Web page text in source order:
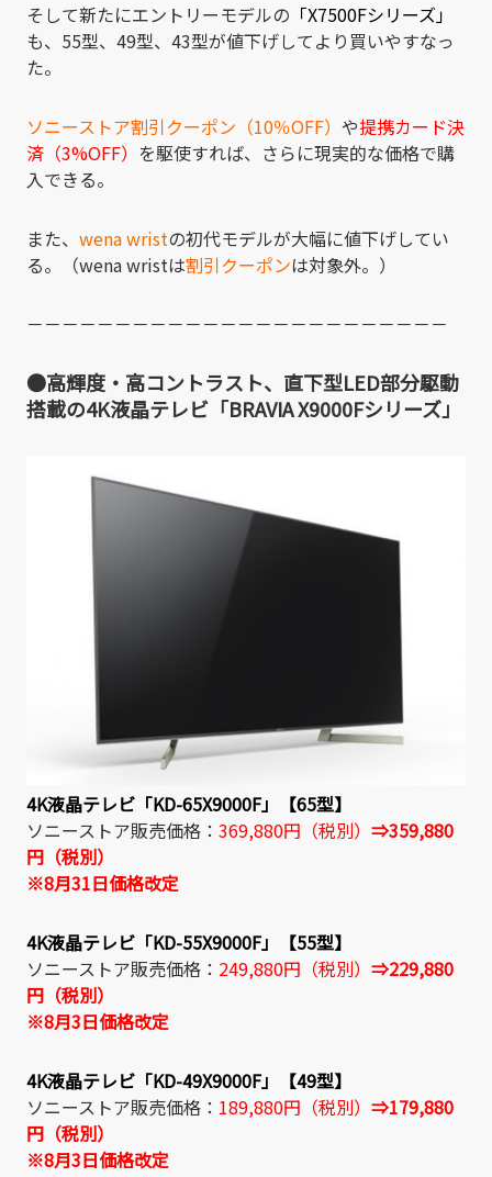
そして新たにエントリーモデルの 「X7500Fシリーズ」
も、55型、49型、43型が値下げしてより買いやすなっ
た。
ソニーストア割引クーポン（10％OFF） や提携カード決
済（3%OFF） を駆使すれば、さらに現実的な価格で購
入できる。
また、 wena wristの初代モデルが大幅に値下げしてい
る。（wena wristは割引クーポンは対象外。）
－－－－－－－－－－－－－－－－－－－－－－－－
●高輝度・高コントラスト、直下型LED部分駆動
搭載の4K液晶テレビ「BRAVIA X9000Fシリーズ」
4K液晶テレビ「KD-65X9000F」【65型】
ソニーストア販売価格： 369,880円（税別） ⇒359,880
円（税別）
※8月31日価格改定
4K液晶テレビ「KD-55X9000F」【55型】
ソニーストア販売価格： 249,880円（税別） ⇒229,880
円（税別）
※8月3日価格改定
4K液晶テレビ「KD-49X9000F」【49型】
ソニーストア販売価格： 189,880円（税別） ⇒179,880
円（税別）
※8月3日価格改定